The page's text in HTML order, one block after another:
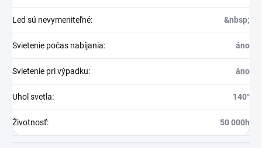
Led sú nevymeniteľné: &nbsp;
Svietenie počas nabíjania: áno
Svietenie pri výpadku: áno
Uhol svetla: 140°
Životnosť: 50 000h